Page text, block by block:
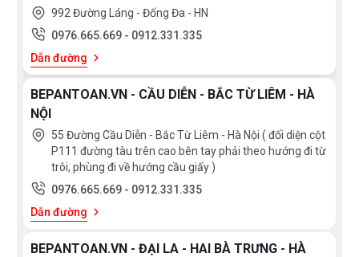
992 Đường Láng - Đống Đa - HN
0976.665.669 - 0912.331.335
Dẫn đường
BEPANTOAN.VN - CẦU DIỄN - BẮC TỪ LIÊM - HÀ
NỘI
55 Đường Cầu Diễn - Bắc Từ Liêm - Hà Nội ( đối diện cột
P111 đường tàu trên cao bên tay phải theo hướng đi từ
trôi, phùng đi về hướng cầu giấy )
0976.665.669 - 0912.331.335
Dẫn đường
BEPANTOAN.VN - ĐẠI LA - HAI BÀ TRƯNG - HÀ